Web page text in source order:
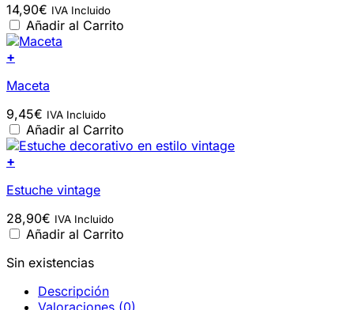
14,90€ IVA Incluido
Añadir al Carrito
+
Maceta
9,45€ IVA Incluido
Añadir al Carrito
+
Estuche vintage
28,90€ IVA Incluido
Añadir al Carrito
Sin existencias
Descripción